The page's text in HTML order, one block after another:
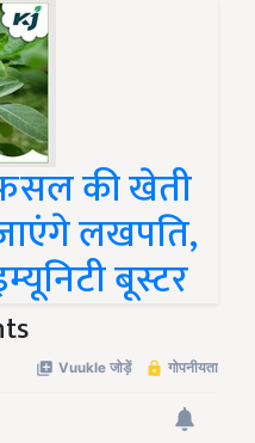
की खेती
लखपति,
बूस्टर